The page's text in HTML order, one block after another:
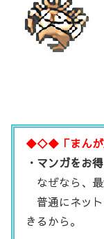
◆◇◆「まんが
・マンガをお
なぜなら、最
普通にネッ
きるから。